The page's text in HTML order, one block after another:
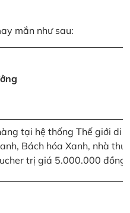
mắn như sau:
tại hệ thống Thế giới di
Bách hóa Xanh, nhà
trị giá 5.000.000 đồng